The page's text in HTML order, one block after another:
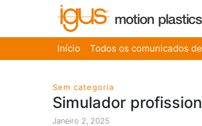
Início Todos os comunicados
Sem categoria
Simulador
Janeiro 2, 2025